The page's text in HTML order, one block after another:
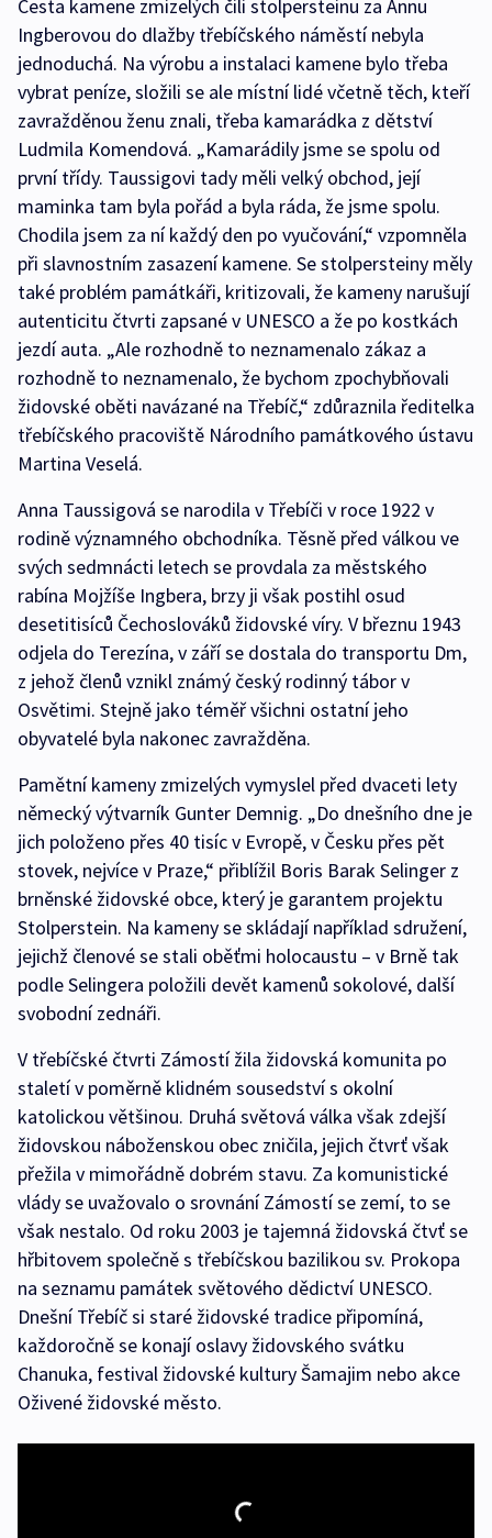
Cesta kamene zmizelých čili stolpersteinu za Annu
Ingberovou do dlažby třebíčského náměstí nebyla
jednoduchá. Na výrobu a instalaci kamene bylo třeba
vybrat peníze, složili se ale místní lidé včetně těch, kteří
zavražděnou ženu znali, třeba kamarádka z dětství
Ludmila Komendová. „Kamarádily jsme se spolu od
první třídy. Taussigovi tady měli velký obchod, její
maminka tam byla pořád a byla ráda, že jsme spolu.
Chodila jsem za ní každý den po vyučování,“ vzpomněla
při slavnostním zasazení kamene. Se stolpersteiny měly
také problém památkáři, kritizovali, že kameny narušují
autenticitu čtvrti zapsané v UNESCO a že po kostkách
jezdí auta. „Ale rozhodně to neznamenalo zákaz a
rozhodně to neznamenalo, že bychom zpochybňovali
židovské oběti navázané na Třebíč,“ zdůraznila ředitelka
třebíčského pracoviště Národního památkového ústavu
Martina Veselá.
Anna Taussigová se narodila v Třebíči v roce 1922 v
rodině významného obchodníka. Těsně před válkou ve
svých sedmnácti letech se provdala za městského
rabína Mojžíše Ingbera, brzy ji však postihl osud
desetitisíců Čechoslováků židovské víry. V březnu 1943
odjela do Terezína, v září se dostala do transportu Dm,
z jehož členů vznikl známý český rodinný tábor v
Osvětimi. Stejně jako téměř všichni ostatní jeho
obyvatelé byla nakonec zavražděna.
Pamětní kameny zmizelých vymyslel před dvaceti lety
německý výtvarník Gunter Demnig. „Do dnešního dne je
jich položeno přes 40 tisíc v Evropě, v Česku přes pět
stovek, nejvíce v Praze,“ přiblížil Boris Barak Selinger z
brněnské židovské obce, který je garantem projektu
Stolperstein. Na kameny se skládají například sdružení,
jejichž členové se stali oběťmi holocaustu – v Brně tak
podle Selingera položili devět kamenů sokolové, další
svobodní zednáři.
V třebíčské čtvrti Zámostí žila židovská komunita po
staletí v poměrně klidném sousedství s okolní
katolickou většinou. Druhá světová válka však zdejší
židovskou náboženskou obec zničila, jejich čtvrť však
přežila v mimořádně dobrém stavu. Za komunistické
vlády se uvažovalo o srovnání Zámostí se zemí, to se
však nestalo. Od roku 2003 je tajemná židovská čtvť se
hřbitovem společně s třebíčskou bazilikou sv. Prokopa
na seznamu památek světového dědictví UNESCO.
Dnešní Třebíč si staré židovské tradice připomíná,
každoročně se konají oslavy židovského svátku
Chanuka, festival židovské kultury Šamajim nebo akce
Oživené židovské město.